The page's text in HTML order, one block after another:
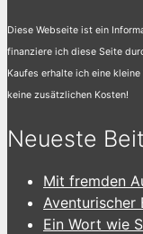
Diese Webseite ist ein
finanziere ich diese Seite
Kaufes erhalte ich eine
keine zusätzlichen Kosten!
Neueste
Mit fremden
Aventurischer
Ein Wort wie